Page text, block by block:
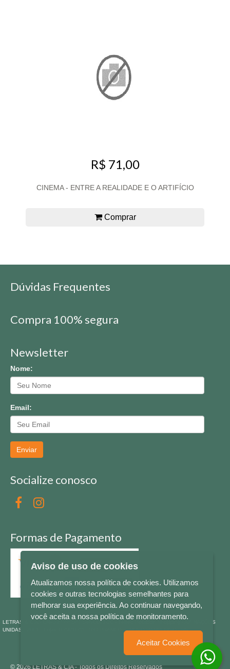
R$ 71,00
CINEMA - ENTRE A REALIDADE E O ARTIFÍCIO
Comprar
Dúvidas Frequentes
Compra 100% segura
Newsletter
Nome:
Email:
Enviar
Socialize conosco
Formas de Pagamento
LETRAS & CIA - CNPJ n° 88.587.548/0001-20 - Térreo Bourbon Shopping - AV. NAÇÕES
UNIDAS , 2001 - Lojas 1064/1065 - RIO BRANCO - - NOVO HAMBURGO - RS
© 2026 LETRAS & CIA - Todos os Direitos Reservados
Aviso de uso de cookies
Atualizamos nossa política de cookies. Utilizamos
cookies e outras tecnologias semelhantes para
melhorar sua experiência. Ao continuar navegando,
você aceita a nossa política de monitoramento.
Aceitar Cookies